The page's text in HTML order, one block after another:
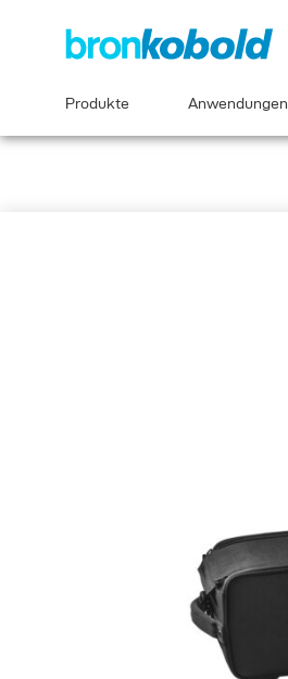
Produkte Anwendungen